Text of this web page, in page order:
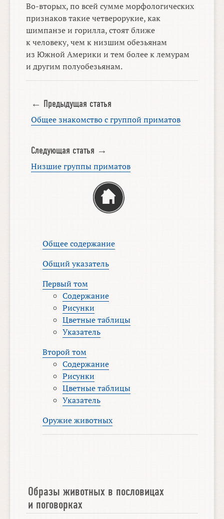
Во-вторых, по всей сумме морфологических
признаков такие четверорукие, как
шимпанзе и горилла, стоят ближе
к человеку, чем к низшим обезьянам
из Южной Америки и тем более к лемурам
и другим полуобезьянам.
← Предыдущая статья
Общее знакомство с группой приматов
Следующая статья →
Низшие группы приматов
Общее содержание
Общий указатель
Первый том
Содержание
Рисунки
Цветные таблицы
Указатель
Второй том
Содержание
Рисунки
Цветные таблицы
Указатель
Оружие животных
Образы животных в пословицах
и поговорках